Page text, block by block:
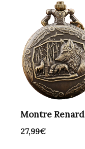
Montre Renard
27,99€